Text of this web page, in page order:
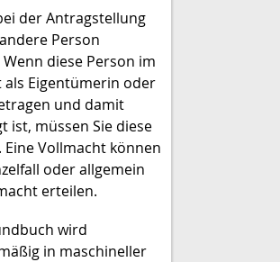
der Antragstellung
Person
diese Person im
Eigentümerin oder
und damit
ist, müssen Sie diese
Vollmacht können
oder allgemein
erteilen.
wird
in maschineller